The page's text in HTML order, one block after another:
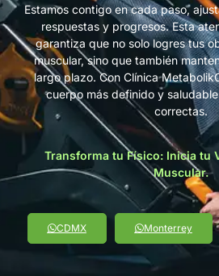
Estamos contigo en cada paso,
respuestas y progresos. Esta
garantiza que no solo logres tus
muscular, sino que también
largo plazo. Con Clínica
cuerpo más definido y
correctas.
Transforma tu Físico: Inicia tu
Muscular.
CDMX Monterrey